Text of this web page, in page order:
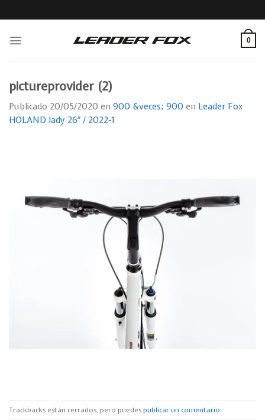
to
0
pictureprovider (2)
Publicado 20/05/2020 en 900 &veces; 900 en Leader Fox
HOLAND lady 26″ / 2022-1
Trackbacks están cerrados, pero puedespublicar un comentario.